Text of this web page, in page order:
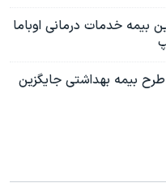
بیمه خدمات درمانی اوباما
بیمه بهداشتی جایگزین